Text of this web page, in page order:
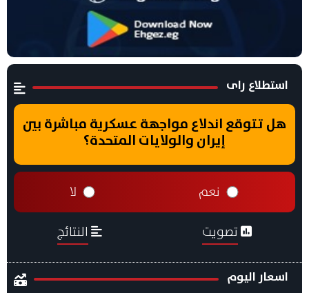
استطلاع راى
هل تتوقع اندلاع مواجهة عسكرية مباشرة بين
إيران والولايات المتحدة؟
نعم لا
تصويت النتائج
اسعار اليوم